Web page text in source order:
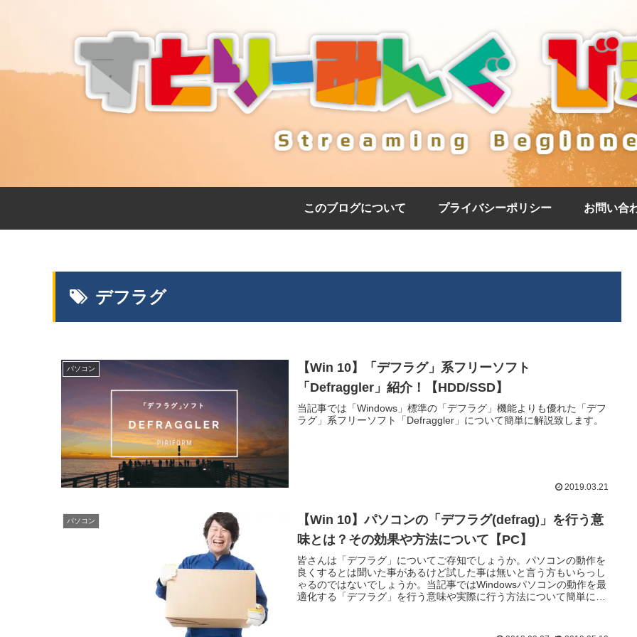
このブログについて プライバシーポリシー お問い合
デフラグ
パソコン
【Win 10】「デフラグ」系フリーソフト
「Defraggler」紹介！【HDD/SSD】
当記事では「Windows」標準の「デフラグ」機能よりも優れた「デフ
ラグ」系フリーソフト「Defraggler」について簡単に解説致します。
2019.03.21
パソコン
【Win 10】パソコンの「デフラグ(defrag)」を行う意
味とは？その効果や方法について【PC】
皆さんは「デフラグ」についてご存知でしょうか。パソコンの動作を
良くするとは聞いた事があるけど試した事は無いと言う方もいらっし
ゃるのではないでしょうか。当記事ではWindowsパソコンの動作を最
適化する「デフラグ」を行う意味や実際に行う方法について簡単に解